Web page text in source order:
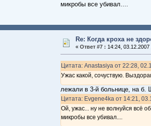
микробы все убивал....
Re: Когда кроха не
« Ответ #7 : 14:24, 03.12.2007
Цитата: Anastasiya от 22:28,
Ужас какой, сочуствую.
лежали в 3-й больнице, на б.
Цитата: Evgene4ka от 14:21,
Ой, ужас... ну не волнуйся всё
микробы все убивал....